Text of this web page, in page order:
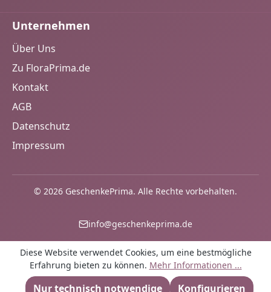
Unternehmen
Über Uns
Zu FloraPrima.de
Kontakt
AGB
Datenschutz
Impressum
© 2026 GeschenkePrima. Alle Rechte vorbehalten.
info@geschenkeprima.de
Diese Website verwendet Cookies, um eine bestmögliche
Erfahrung bieten zu können. Mehr Informationen ...
Nur technisch notwendige Konfigurieren